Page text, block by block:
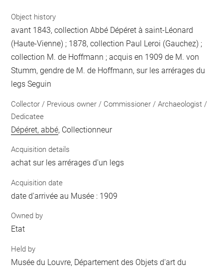
Object history
avant 1843, collection Abbé Dépéret à saint-Léonard
(Haute-Vienne) ; 1878, collection Paul Leroi (Gauchez) ;
collection M. de Hoffmann ; acquis en 1909 de M. von
Stumm, gendre de M. de Hoffmann, sur les arrérages du
legs Seguin
Collector / Previous owner / Commissioner / Archaeologist /
Dedicatee
Dépéret, abbé, Collectionneur
Acquisition details
achat sur les arrérages d'un legs
Acquisition date
date d'arrivée au Musée : 1909
Owned by
Etat
Held by
Musée du Louvre, Département des Objets d'art du